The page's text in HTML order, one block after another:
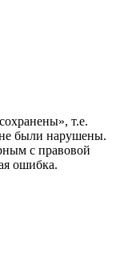
т.е.
были нарушены.
с правовой
ошибка.